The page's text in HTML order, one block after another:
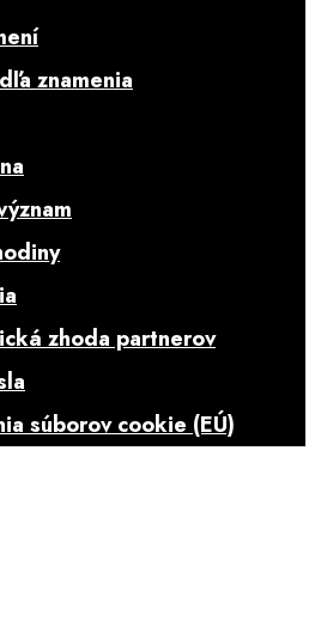
znamenia
zhoda partnerov
súborov cookie (EÚ)